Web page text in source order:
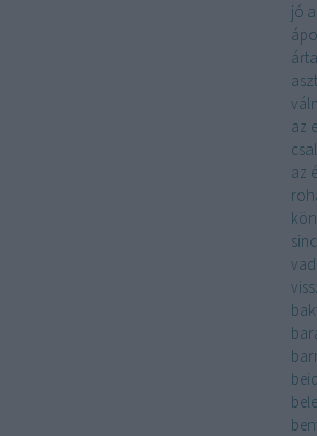
jó
az
az